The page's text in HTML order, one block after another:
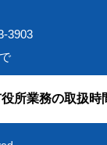
3903
所業務の取扱時